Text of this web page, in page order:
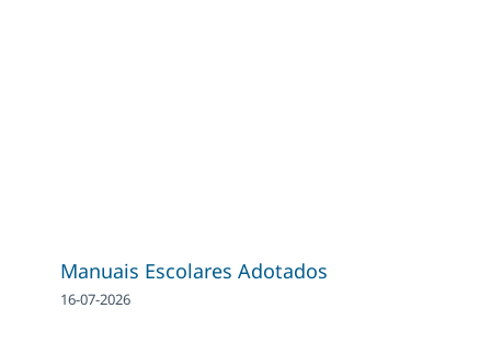
Manuais Escolares Adotados
16-07-2026